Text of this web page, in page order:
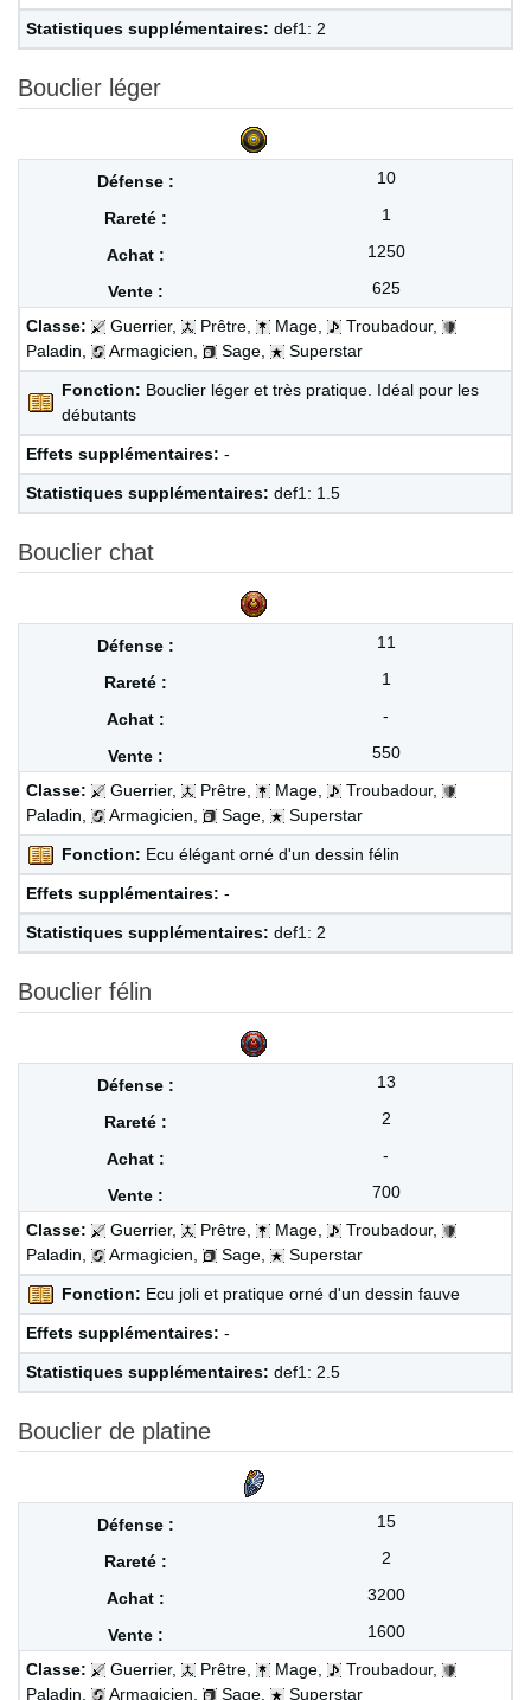
Statistiques supplémentaires: def1: 2
Bouclier léger
10
1
1250
625
Classe:
Guerrier, Prêtre, Mage,
Troubadour,
Paladin,
Armagicien, Sage, Superstar
Fonction: Bouclier léger et très pratique. Idéal pour les
débutants
Effets supplémentaires: -
Statistiques supplémentaires: def1: 1.5
Bouclier chat
11
1
-
550
Classe:
Guerrier, Prêtre, Mage,
Troubadour,
Paladin,
Armagicien, Sage, Superstar
Fonction: Ecu élégant orné d'un dessin félin
Effets supplémentaires: -
Statistiques supplémentaires: def1: 2
Bouclier félin
13
2
-
700
Classe:
Guerrier, Prêtre, Mage,
Troubadour,
Paladin,
Armagicien, Sage, Superstar
Fonction: Ecu joli et pratique orné d'un dessin fauve
Effets supplémentaires: -
Statistiques supplémentaires: def1: 2.5
Bouclier de platine
15
2
3200
1600
Classe:
Guerrier, Prêtre, Mage,
Troubadour,
Paladin,
Armagicien, Sage, Superstar